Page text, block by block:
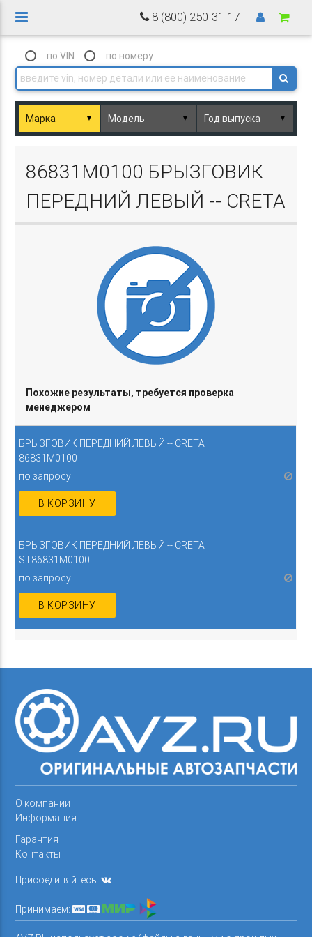
8 (800) 250-31-17
по VIN по номеру
▼ ▼ ▼
86831M0100 БРЫЗГОВИК
ПЕРЕДНИЙ ЛЕВЫЙ -- CRETA
БРЫЗГОВИК ПЕРЕДНИЙ ЛЕВЫЙ -- CRETA
86831M0100
по запросу
В КОРЗИНУ
Похожие результаты, требуется проверка
менеджером
БРЫЗГОВИК ПЕРЕДНИЙ ЛЕВЫЙ -- CRETA
ST86831M0100
по запросу
В КОРЗИНУ
О компании
Информация
Гарантия
Контакты
Присоединяйтесь:
Принимаем: